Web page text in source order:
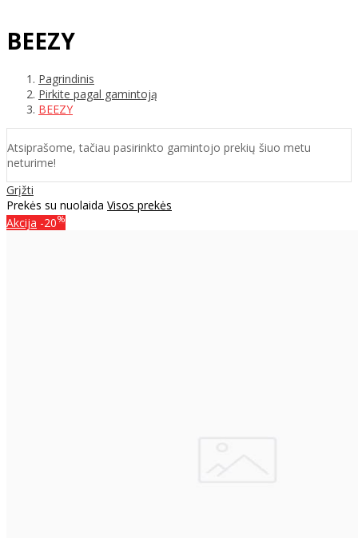
BEEZY
Pagrindinis
Pirkite pagal gamintoją
BEEZY
Atsiprašome, tačiau pasirinkto gamintojo prekių šiuo metu
neturime!
Grįžti
Prekės su nuolaida Visos prekės
Akcija -20%